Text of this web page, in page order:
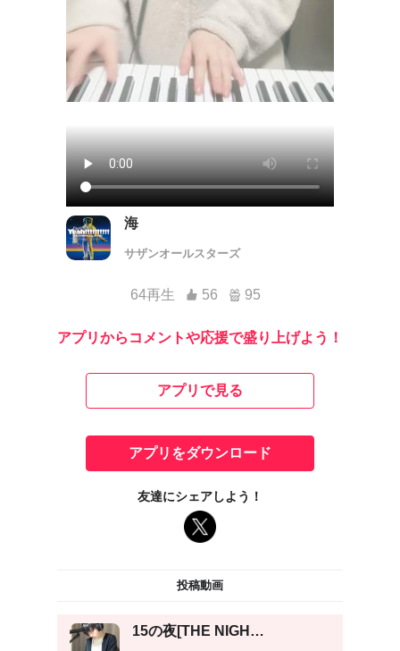
海
サザンオールスターズ
64再生 56 95
アプリからコメントや応援で盛り上げよう！
アプリで見る
アプリをダウンロード
友達にシェアしよう！
投稿動画
15の夜[THE NIGH…